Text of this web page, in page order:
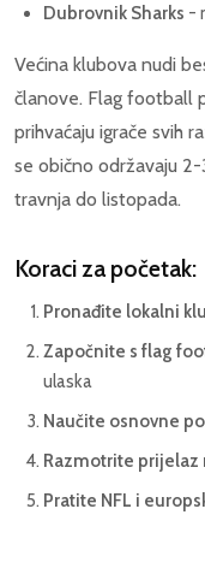
Dubrovnik Sharks -
Većina klubova nudi
članove. Flag football
prihvaćaju igrače svih
se obično održavaju
travnja do listopada.
Koraci za početak:
Pronađite lokalni
Započnite s flag
ulaska
Naučite osnovne
Razmotrite prijelaz
Pratite NFL i